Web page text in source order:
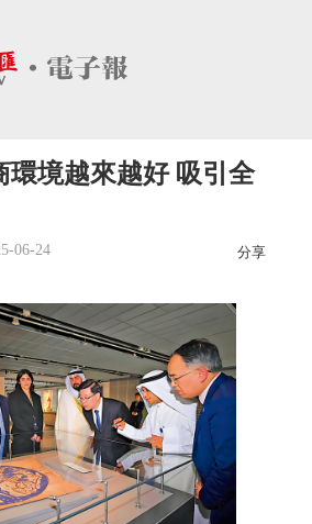
環境越來越好 吸引全
06-24 分享